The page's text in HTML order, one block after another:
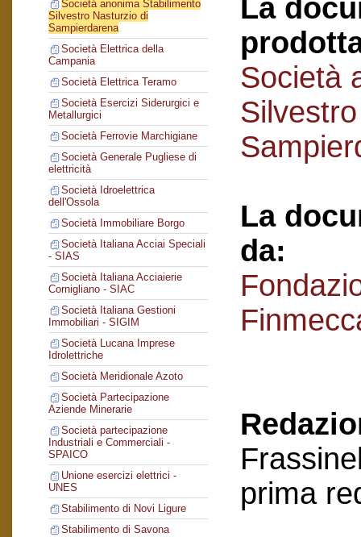
Società anonima Stabilimento
Silvestro Nasturzio di
Sampierdarena
Società Elettrica della
Campania
Società Elettrica Teramo
Società Esercizi Siderurgici e
Metallurgici
Società Ferrovie Marchigiane
Società Generale Pugliese di
elettricità
Società Idroelettrica
dell'Ossola
Società Immobiliare Borgo
Società Italiana Acciai Speciali
- SIAS
Società Italiana Acciaierie
Cornigliano - SIAC
Società Italiana Gestioni
Immobiliari - SIGIM
Società Lucana Imprese
Idrolettriche
Società Meridionale Azoto
Società Partecipazione
Aziende Minerarie
Società partecipazione
Industriali e Commerciali -
SPAICO
Unione esercizi elettrici -
UNES
Stabilimento di Novi Ligure
Stabilimento di Savona
La
Società
La
da:
prima